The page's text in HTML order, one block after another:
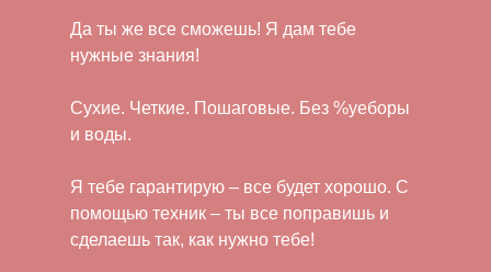
Да ты же все сможешь! Я дам тебе
нужные знания!
Сухие. Четкие. Пошаговые. Без %уеборы
и воды.
Я тебе гарантирую – все будет хорошо. С
помощью техник – ты все поправишь и
сделаешь так, как нужно тебе!